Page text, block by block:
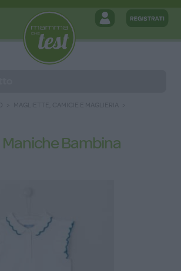
MAGLIETTE, CAMICIE E MAGLIERIA
Maniche Bambina